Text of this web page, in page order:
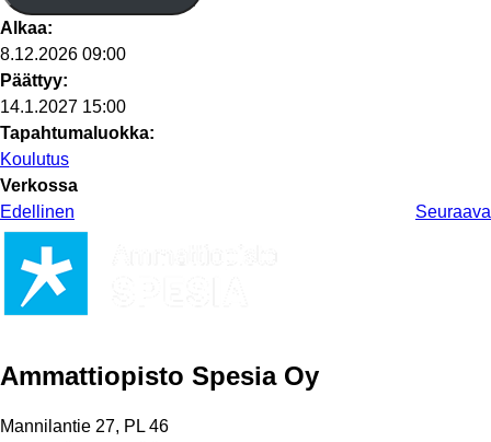
Alkaa:
8.12.2026 09:00
Päättyy:
14.1.2027 15:00
Tapahtumaluokka:
Koulutus
Verkossa
Edellinen
Seuraava
Ammattiopisto Spesia Oy
Mannilantie 27, PL 46